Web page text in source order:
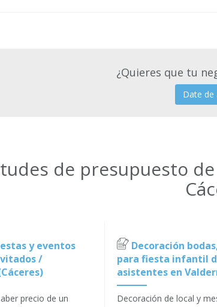
¿Quieres que tu
Date de
de presupuesto
y eventos
/
precio de un
Decoración
para fiesta infantil
asistentes en
Decoración de local y